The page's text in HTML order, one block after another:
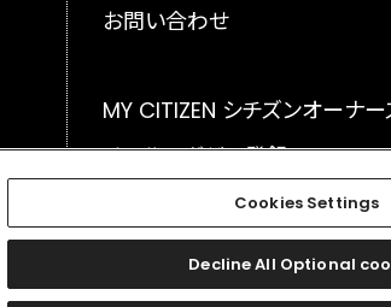
お問い合わせ
MY CITIZEN シチズンオーナー
メールマガジン登録
Cookies Settings
Decline All Optional